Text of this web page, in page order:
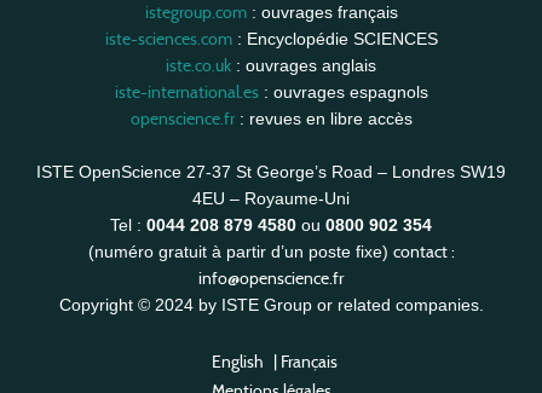
istegroup.com: ouvrages français
iste-sciences.com: Encyclopédie SCIENCES
iste.co.uk : ouvrages anglais
iste-international.es: ouvrages espagnols
openscience.fr: revues en libre accès
ISTE OpenScience 27-37 St George’s Road – Londres SW19
4EU – Royaume-Uni
Tel : 0044 208 879 4580 ou 0800 902 354
(numéro gratuit à partir d’un poste fixe) contact :
info@openscience.fr
Copyright © 2024 by ISTE Group or related companies.
English | Français